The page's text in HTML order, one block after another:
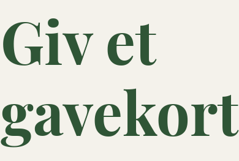
Giv et
gavekort